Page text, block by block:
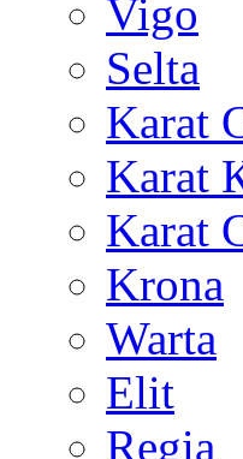
Vigo
Selta
Karat
Karat
Karat
Krona
Warta
Elit
Regia